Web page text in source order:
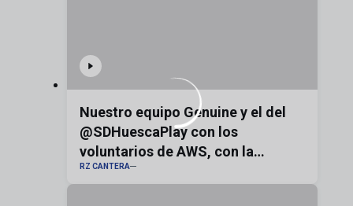
Nuestro equipo Genuine y el del
@SDHuescaPlay con los
voluntarios de AWS, con la
bandera de Aragón
RZ CANTERA